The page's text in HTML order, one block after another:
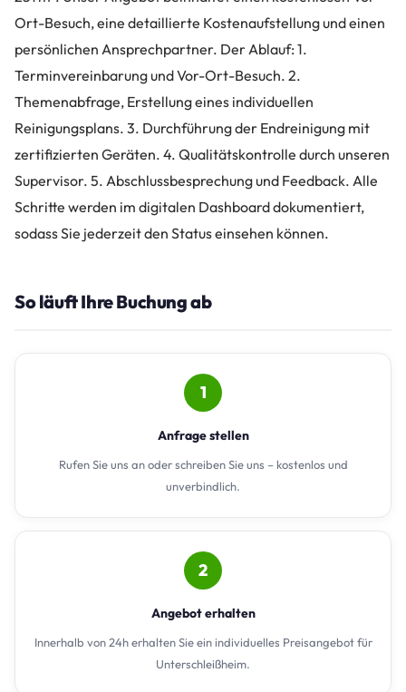
Ort-Besuch, eine detaillierte Kostenaufstellung und einen
persönlichen Ansprechpartner. Der Ablauf: 1.
Terminvereinbarung und Vor-Ort-Besuch. 2.
Themenabfrage, Erstellung eines individuellen
Reinigungsplans. 3. Durchführung der Endreinigung mit
zertifizierten Geräten. 4. Qualitätskontrolle durch unseren
Supervisor. 5. Abschlussbesprechung und Feedback. Alle
Schritte werden im digitalen Dashboard dokumentiert,
sodass Sie jederzeit den Status einsehen können.
So läuft Ihre Buchung ab
1
Anfrage stellen
Rufen Sie uns an oder schreiben Sie uns – kostenlos und
unverbindlich.
2
Angebot erhalten
Innerhalb von 24h erhalten Sie ein individuelles Preisangebot für
Unterschleißheim.